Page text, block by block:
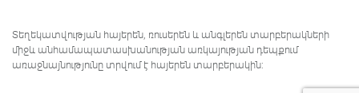
Տեղեկատվության հայերեն, ռուսերեն և անգլերեն տարբերակների
միջև անհամապատասխանության առկայության դեպքում
առաջնայնությունը տրվում է հայերեն տարբերակին: